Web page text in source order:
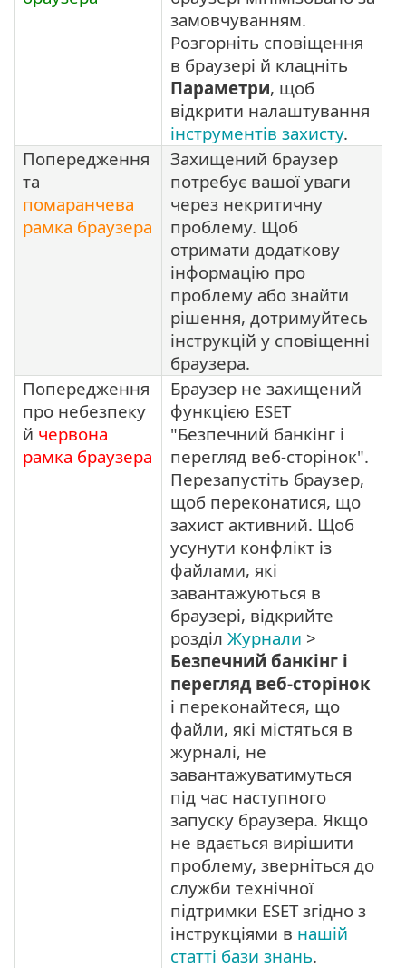
замовчуванням.
Розгорніть сповіщення
в браузері й клацніть
Параметри, щоб
відкрити налаштування
інструментів захисту.
Попередження
та
помаранчева
рамка браузера
Захищений браузер
потребує вашої уваги
через некритичну
проблему. Щоб
отримати додаткову
інформацію про
проблему або знайти
рішення, дотримуйтесь
інструкцій у сповіщенні
браузера.
Попередження
про небезпеку
й червона
рамка браузера
Браузер не захищений
функцією ESET
"Безпечний банкінг і
перегляд веб-сторінок".
Перезапустіть браузер,
щоб переконатися, що
захист активний. Щоб
усунути конфлікт із
файлами, які
завантажуються в
браузері, відкрийте
розділ Журнали >
Безпечний банкінг і
перегляд веб-сторінок
і переконайтеся, що
файли, які містяться в
журналі, не
завантажуватимуться
під час наступного
запуску браузера. Якщо
не вдається вирішити
проблему, зверніться до
служби технічної
підтримки ESET згідно з
інструкціями в нашій
статті бази знань.